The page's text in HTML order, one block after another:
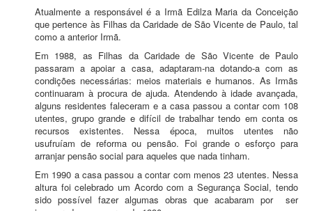
Atualmente a responsável é a Irmã Edilza Maria da Conceição
que pertence às Filhas da Caridade de São Vicente de Paulo, tal
como a anterior Irmã.
Em 1988, as Filhas da Caridade de São Vicente de Paulo
passaram a apoiar a casa, adaptaram-na dotando-a com as
condições necessárias: meios materiais e humanos. As Irmãs
continuaram à procura de ajuda. Atendendo à idade avançada,
alguns residentes faleceram e a casa passou a contar com 108
utentes, grupo grande e difícil de trabalhar tendo em conta os
recursos existentes. Nessa época, muitos utentes não
usufruíam de reforma ou pensão. Foi grande o esforço para
arranjar pensão social para aqueles que nada tinham.
Em 1990 a casa passou a contar com menos 23 utentes. Nessa
altura foi celebrado um Acordo com a Segurança Social, tendo
sido possível fazer algumas obras que acabaram por ser